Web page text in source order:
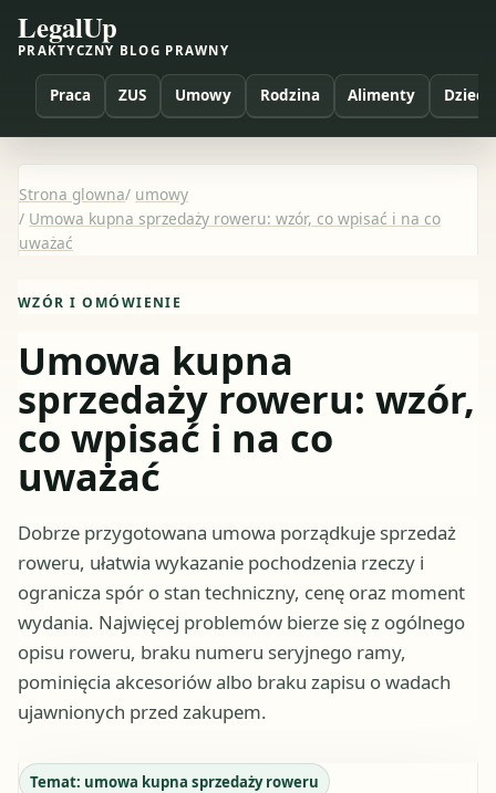
LegalUp
PRAKTYCZNY BLOG PRAWNY
Praca ZUS Umowy Rodzina Alimenty Dzieci
Strona glowna/ umowy
/ Umowa kupna sprzedaży roweru: wzór, co wpisać i na co
uważać
WZÓR I OMÓWIENIE
Umowa kupna
sprzedaży roweru: wzór,
co wpisać i na co
uważać
Dobrze przygotowana umowa porządkuje sprzedaż
roweru, ułatwia wykazanie pochodzenia rzeczy i
ogranicza spór o stan techniczny, cenę oraz moment
wydania. Najwięcej problemów bierze się z ogólnego
opisu roweru, braku numeru seryjnego ramy,
pominięcia akcesoriów albo braku zapisu o wadach
ujawnionych przed zakupem.
Temat: umowa kupna sprzedaży roweru